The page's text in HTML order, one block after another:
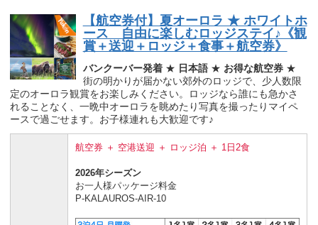
【航空券付】夏オーロラ ★ ホワイトホ
ース 自由に楽しむロッジステイ♪《観
賞＋送迎＋ロッジ＋食事＋航空券》
バンクーバー発着★ 日本語★ お得な航空券★
街の明かりが届かない郊外のロッジで、少人数限
定のオーロラ観賞をお楽しみください。ロッジなら誰にも急かさ
れることなく、一晩中オーロラを眺めたり写真を撮ったりマイペ
ースで過ごせます。お子様連れも大歓迎です♪
航空券 ＋ 空港送迎 ＋ ロッジ泊 ＋ 1日2食
2026年シーズン
お一人様パッケージ料金
P-KALAUROS-AIR-10